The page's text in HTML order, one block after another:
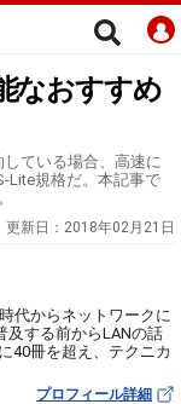
なおすすめ
ている場合、高速に
Lite規格だ。本記事で
更新日： 2018年02月21日
代からネットワークに
及する前からLANの話
40冊を超え、テクニカ
プロフィール詳細